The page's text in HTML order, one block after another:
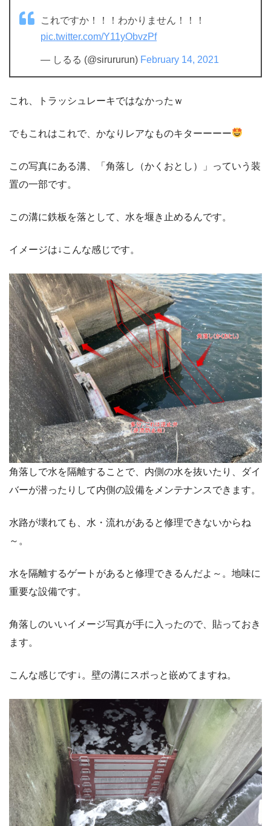
これですか！！！わかりません！！！
pic.twitter.com/Y11yObvzPf
— しるる (@sirururun) February 14, 2021
これ、トラッシュレーキではなかったｗ
でもこれはこれで、かなりレアなものキターーーー
この写真にある溝、「角落し（かくおとし）」っていう装
置の一部です。
この溝に鉄板を落として、水を堰き止めるんです。
イメージは↓こんな感じです。
角落しで水を隔離することで、内側の水を抜いたり、ダイ
バーが潜ったりして内側の設備をメンテナンスできます。
水路が壊れても、水・流れがあると修理できないからね
～。
水を隔離するゲートがあると修理できるんだよ～。地味に
重要な設備です。
角落しのいいイメージ写真が手に入ったので、貼っておき
ます。
こんな感じです↓。壁の溝にスポっと嵌めてますね。